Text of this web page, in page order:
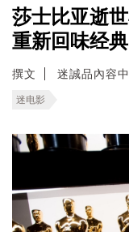
莎士比亚逝
重新回味经典
撰文 迷誠品內容
迷电影